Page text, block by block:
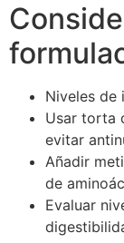
Niveles de
Usar torta
evitar
Añadir
de
Evaluar